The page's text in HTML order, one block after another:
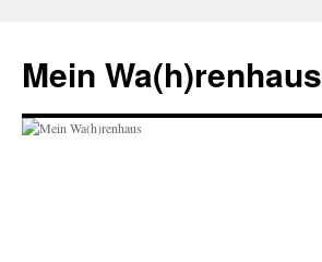
springen
Mein Wa(h)renhaus